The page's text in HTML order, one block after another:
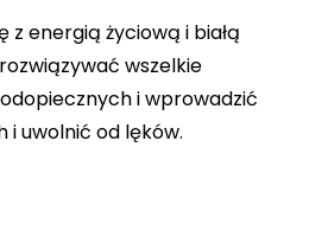
z energią życiową i białą
wszelkie
i wprowadzić
i uwolnić od lęków.